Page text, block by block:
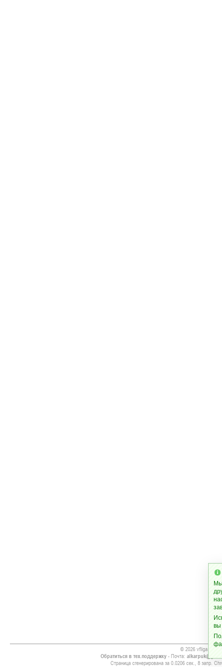
© 2026 vfliga.info
Обратиться в тех.поддержку- Почта:
Страница сгенерирована за 0.0206 сек., 8 запр.
вы